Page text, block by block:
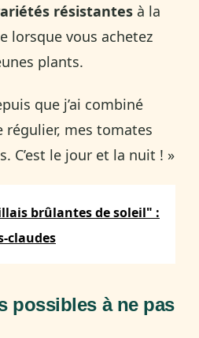
résistantes à la
lorsque vous achetez
plants.
que j’ai combiné
régulier, mes tomates
C’est le jour et la nuit ! »
brûlantes de soleil" :
claudes
possibles à ne pas